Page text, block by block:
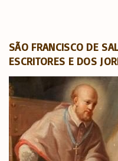
SÃO FRANCISCO DE
ESCRITORES E DOS